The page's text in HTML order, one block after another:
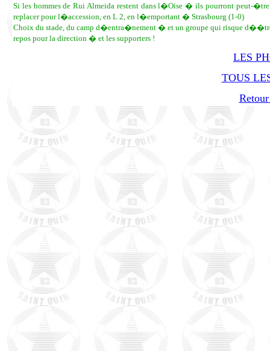
Si les hommes de Rui Almeida restent dans l�Oise � ils pourront peut-
replacer pour l�accession, en L 2, en l�emportant � Strasbourg (1-0)
Choix du stade, du camp d�entra�nement � et un groupe qui risque
repos pour la direction � et les supporters !
LES
TOUS